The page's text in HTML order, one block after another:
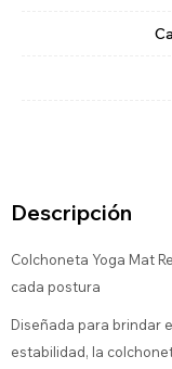
Descripción
Colchoneta Yoga Mat
cada postura
Diseñada para brindar
estabilidad, la